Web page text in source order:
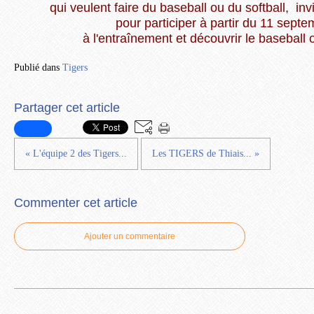
qui veulent faire du baseball ou du softball,
pour participer à partir du 11
à l'entraînement et découvrir le baseball
Publié dans Tigers
Partager cet article
« L'équipe 2 des Tigers... Les TIGERS de Thiais... »
Commenter cet article
Ajouter un commentaire